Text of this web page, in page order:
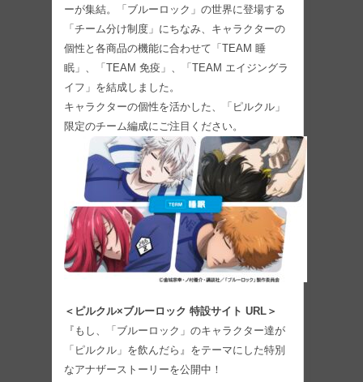
ーが集結。「ブルーロック」の世界に登場する
「チーム分け制度」にちなみ、キャラクターの
個性と各商品の機能に合わせて「TEAM 睡
眠」、「TEAM 免疫」、「TEAM エイジングラ
イフ」を結成しました。
キャラクターの個性を活かした、「ピルクル」
限定のチーム編成にご注目ください。
＜ピルクル×ブルーロック 特設サイト URL＞
『もし、「ブルーロック」のキャラクター達が
「ピルクル」を飲んだら』をテーマにした特別
なアナザーストーリーを公開中！